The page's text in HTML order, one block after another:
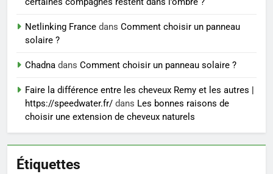
Sclérose en plaques et
femmes enceintes doivent
connaître
SANTÉ
Netlinking France dans Comment choisir un panneau
solaire ?
Chadna dans Comment choisir un panneau solaire ?
Faire la différence entre les cheveux Remy et les autres |
https://speedwater.fr/ dans Les bonnes raisons de
choisir une extension de cheveux naturels
Étiquettes